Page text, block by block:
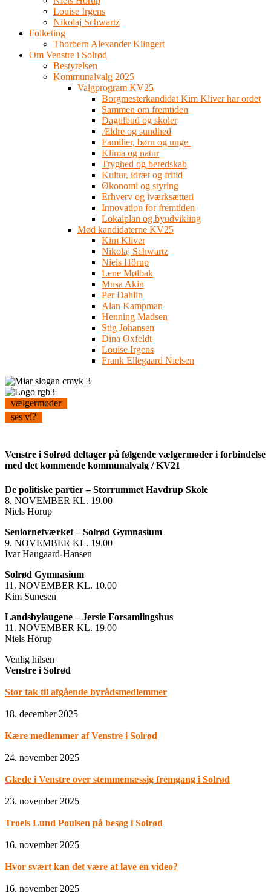
Louise Irgens
Nikolaj Schwartz
Folketing
Thorbern Alexander Klingert
Om Venstre i Solrød
Bestyrelsen
Kommunalvalg 2025
Valgprogram KV25
Borgmesterkandidat Kim Kliver har ordet
Sammen om fremtiden
Dagtilbud og skoler
Ældre og sundhed
Familier, børn og unge
Klima og natur
Tryghed og beredskab
Kultur, idræt og fritid
Økonomi og styring
Erhverv og iværksætteri
Innovation for fremtiden
Lokalplan og byudvikling
Mød kandidaterne KV25
Kim Kliver
Nikolaj Schwartz
Niels Hörup
Lene Mølbak
Musa Akin
Per Dahlin
Alan Kampman
Henning Madsen
Stig Johansen
Dina Oxfeldt
Louise Irgens
Frank Ellegaard Nielsen
vælgermøder
ses vi?
Venstre i Solrød deltager på følgende vælgermøder i forbindelse
med det kommende kommunalvalg / KV21
De politiske partier – Storrummet Havdrup Skole
8. NOVEMBER KL. 19.00
Niels Hörup
Seniornetværket – Solrød Gymnasium
9. NOVEMBER KL. 19.00
Ivar Haugaard-Hansen
Solrød Gymnasium
11. NOVEMBER KL. 10.00
Kim Sunesen
Landsbylaugene – Jersie Forsamlingshus
11. NOVEMBER KL. 19.00
Niels Hörup
Venlig hilsen
Venstre i Solrød
Stor tak til afgående byrådsmedlemmer
18. december 2025
Kære medlemmer af Venstre i Solrød
24. november 2025
Glæde i Venstre over stemmemæssig fremgang i Solrød
23. november 2025
Troels Lund Poulsen på besøg i Solrød
16. november 2025
Hvor svært kan det være at lave en video?
16. november 2025